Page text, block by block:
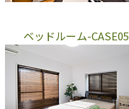
ベッドルーム-CASE05